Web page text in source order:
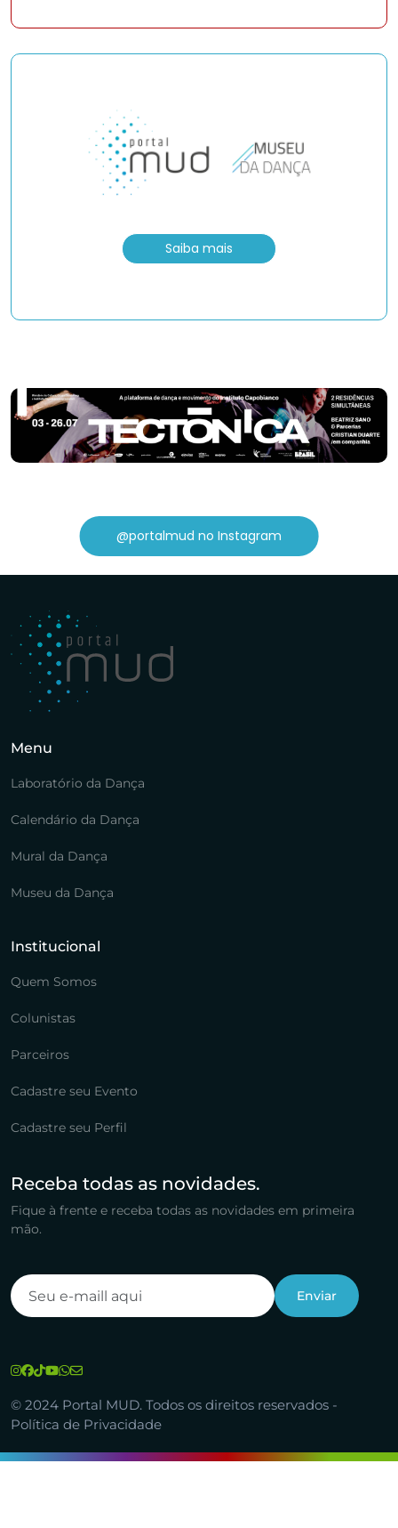
Saiba mais
@portalmud no Instagram
Menu
Laboratório da Dança
Calendário da Dança
Mural da Dança
Museu da Dança
Institucional
Quem Somos
Colunistas
Parceiros
Cadastre seu Evento
Cadastre seu Perfil
Receba todas as novidades.
Fique à frente e receba todas as novidades em primeira
mão.
© 2024 Portal MUD. Todos os direitos reservados -
Política de Privacidade